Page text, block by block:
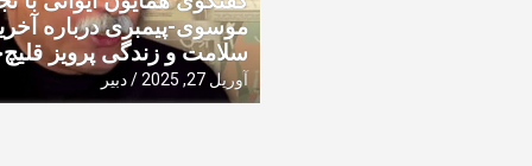
موسوی-پیمبری درباره
سلامت و زندگی پرویز
آوریل 27, 2025 دبیر